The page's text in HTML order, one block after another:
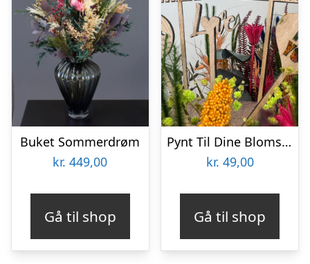
Buket Sommerdrøm
kr. 449,00
Gå til shop
Pynt Til Dine Blomster
kr. 49,00
Gå til shop